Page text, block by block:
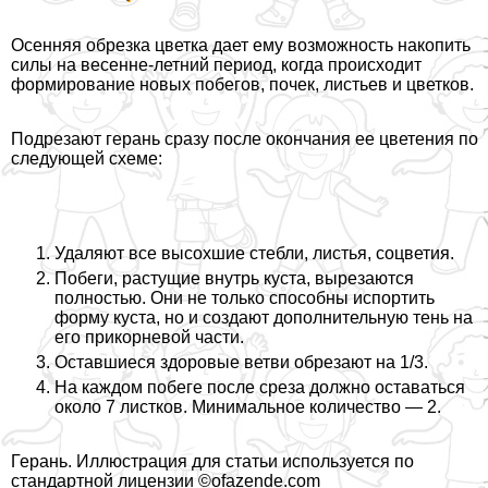
Осенняя обрезка цветка дает ему возможность накопить
силы на весенне-летний период, когда происходит
формирование новых побегов, почек, листьев и цветков.
Подрезают герань сразу после окончания ее цветения по
следующей схеме:
Удаляют все высохшие стeбли, листья, соцветия.
Побеги, растущие внутрь куста, вырезаются
полностью. Они не только способны испортить
форму куста, но и создают дополнительную тень на
его прикорневой части.
Оставшиеся здоровые ветви обрезают на 1/3.
На каждом побеге после среза должно оставаться
около 7 листков. Минимальное количество — 2.
Герань. Иллюстрация для статьи используется по
стандартной лицензии ©ofazende.com